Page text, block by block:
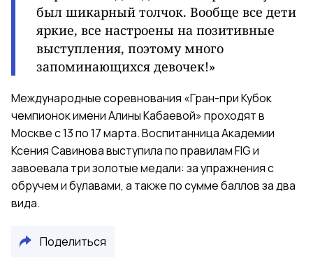
был шикарный толчок. Вообще все дети
яркие, все настроены на позитивные
выступления, поэтому много
запоминающихся девочек!»
Международные соревнования «Гран-при Кубок
чемпионок имени Алины Кабаевой» проходят в
Москве с 13 по 17 марта. Воспитанница Академии
Ксения Савинова выступила по правилам FIG и
завоевала три золотые медали: за упражнения с
обручем и булавами, а также по сумме баллов за два
вида.
Поделиться